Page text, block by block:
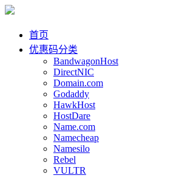
首页
优惠码分类
BandwagonHost
DirectNIC
Domain.com
Godaddy
HawkHost
HostDare
Name.com
Namecheap
Namesilo
Rebel
VULTR